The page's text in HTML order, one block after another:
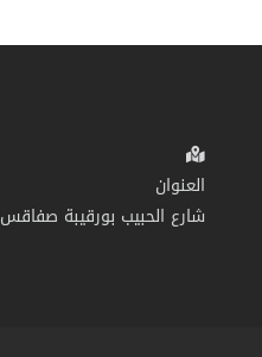
العنوان
شارع الحبيب بورقيبة صفاقس